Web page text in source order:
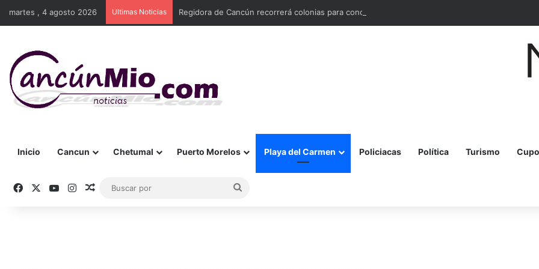
martes , 4 agosto 2026 Ultimas Noticias Regidora de Cancún recorrerá colonias para conocer necesidades en materia de seguridad
Inicio Cancun Chetumal Puerto Morelos Playa del Carmen Policiacas Política Turismo
FacebookYouTubeInstagram
Publicación al azar